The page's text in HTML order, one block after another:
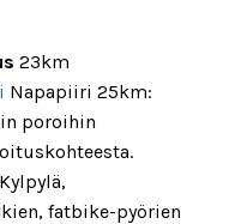
23km
Napapiiri 25km:
poroihin
fatbike-pyörien